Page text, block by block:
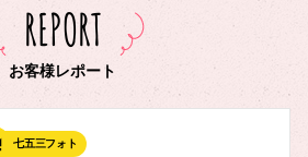
REPORT
お客様レポート
七五三フォト